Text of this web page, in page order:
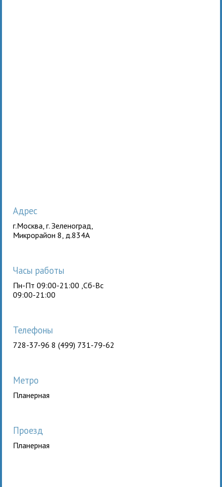
Адрес
г.Москва, г. Зеленоград,
Микрорайон 8, д.834А
Часы работы
Пн-Пт 09:00-21:00 ,Сб-Вс
09:00-21:00
Телефоны
728-37-96 8 (499) 731-79-62
Метро
Планерная
Проезд
Планерная